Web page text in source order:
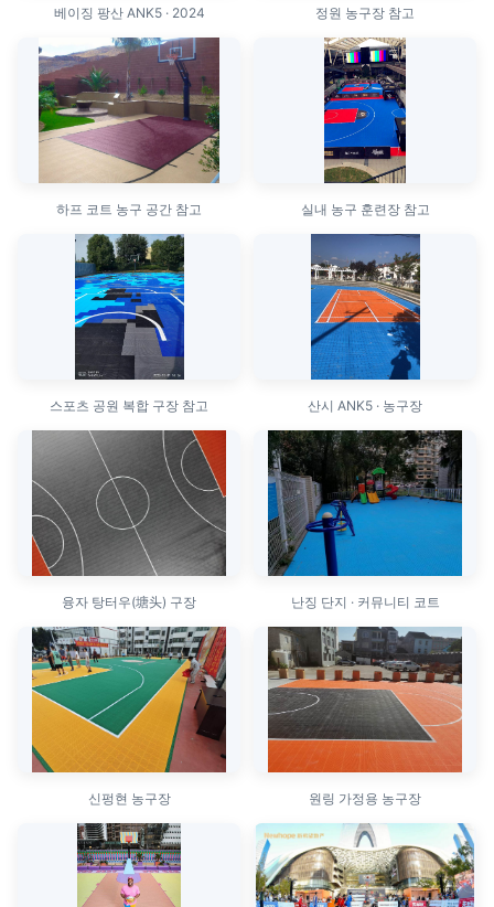
베이징 팡산 ANK5 · 2024 정원 농구장 참고
하프 코트 농구 공간 참고 실내 농구 훈련장 참고
스포츠 공원 복합 구장 참고 산시 ANK5 · 농구장
융자 탕터우(塘头) 구장 난징 단지 · 커뮤니티 코트
신펑현 농구장 원링 가정용 농구장